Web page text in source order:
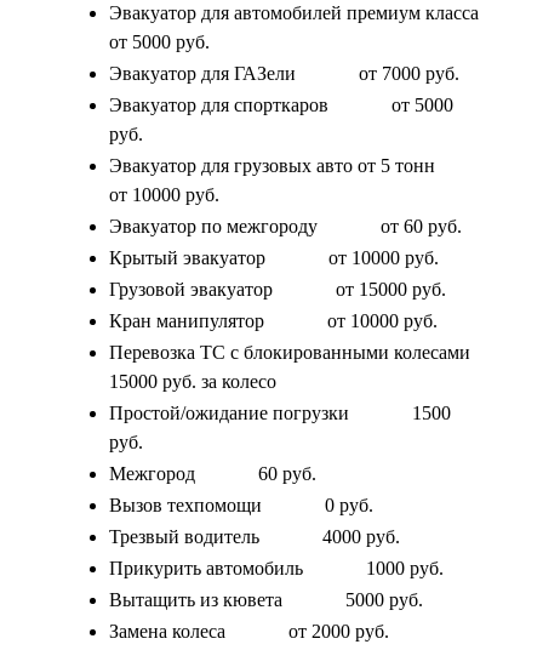
Эвакуатор для автомобилей премиум класса
от 5000 руб.
Эвакуатор для ГАЗели
от 7000 руб.
Эвакуатор для спорткаров
от 5000
руб.
Эвакуатор для грузовых авто от 5 тонн
от 10000 руб.
Эвакуатор по межгороду
от 60 руб.
Крытый эвакуатор
от 10000 руб.
Грузовой эвакуатор
от 15000 руб.
Кран манипулятор
от 10000 руб.
Перевозка ТС с блокированными колесами
15000 руб. за колесо
Простой/ожидание погрузки
1500
руб.
Межгород
60 руб.
Вызов техпомощи
0 руб.
Трезвый водитель
4000 руб.
Прикурить автомобиль
1000 руб.
Вытащить из кювета
5000 руб.
Замена колеса
от 2000 руб.